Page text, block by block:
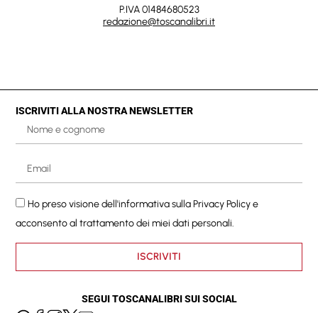
P.IVA 01484680523
redazione@toscanalibri.it
ISCRIVITI ALLA NOSTRA NEWSLETTER
Ho preso visione dell'informativa sullaPrivacy Policye
acconsento al trattamento dei miei dati personali.
ISCRIVITI
SEGUI TOSCANALIBRI SUI SOCIAL